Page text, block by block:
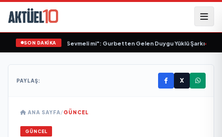
SON DAKİKA
Yeni Tekli "Sevmeli mi": Gurbetten Gelen Duygu Yüklü Şarkı•
PAYLAŞ: X
ANA SAYFA/GÜNCEL
GÜNCEL